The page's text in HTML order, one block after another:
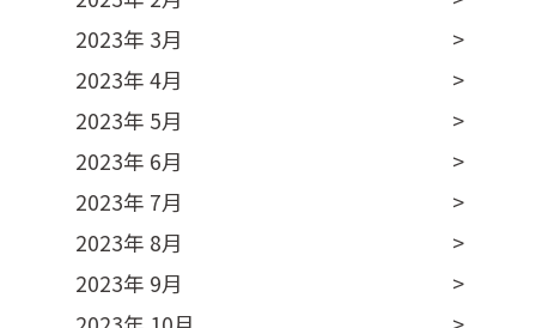
2023年 3月
2023年 4月
2023年 5月
2023年 6月
2023年 7月
2023年 8月
2023年 9月